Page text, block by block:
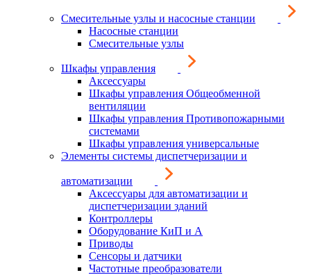
Смесительные узлы и насосные станции
Насосные станции
Смесительные узлы
Шкафы управления
Аксессуары
Шкафы управления Общеобменной
вентиляции
Шкафы управления Противопожарными
системами
Шкафы управления универсальные
Элементы системы диспетчеризации и
автоматизации
Аксессуары для автоматизации и
диспетчеризации зданий
Контроллеры
Оборудование КиП и А
Приводы
Сенсоры и датчики
Частотные преобразователи